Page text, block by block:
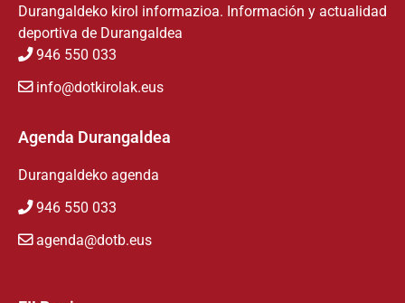
Durangaldeko kirol informazioa. Información y actualidad
deportiva de Durangaldea
946 550 033
info@dotkirolak.eus
Agenda Durangaldea
Durangaldeko agenda
946 550 033
agenda@dotb.eus